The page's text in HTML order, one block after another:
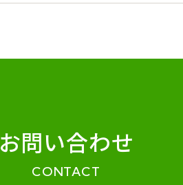
お問い合わせ
CONTACT